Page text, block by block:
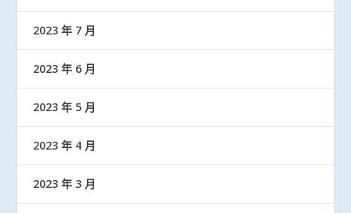
2023 年 7 月
2023 年 6 月
2023 年 5 月
2023 年 4 月
2023 年 3 月